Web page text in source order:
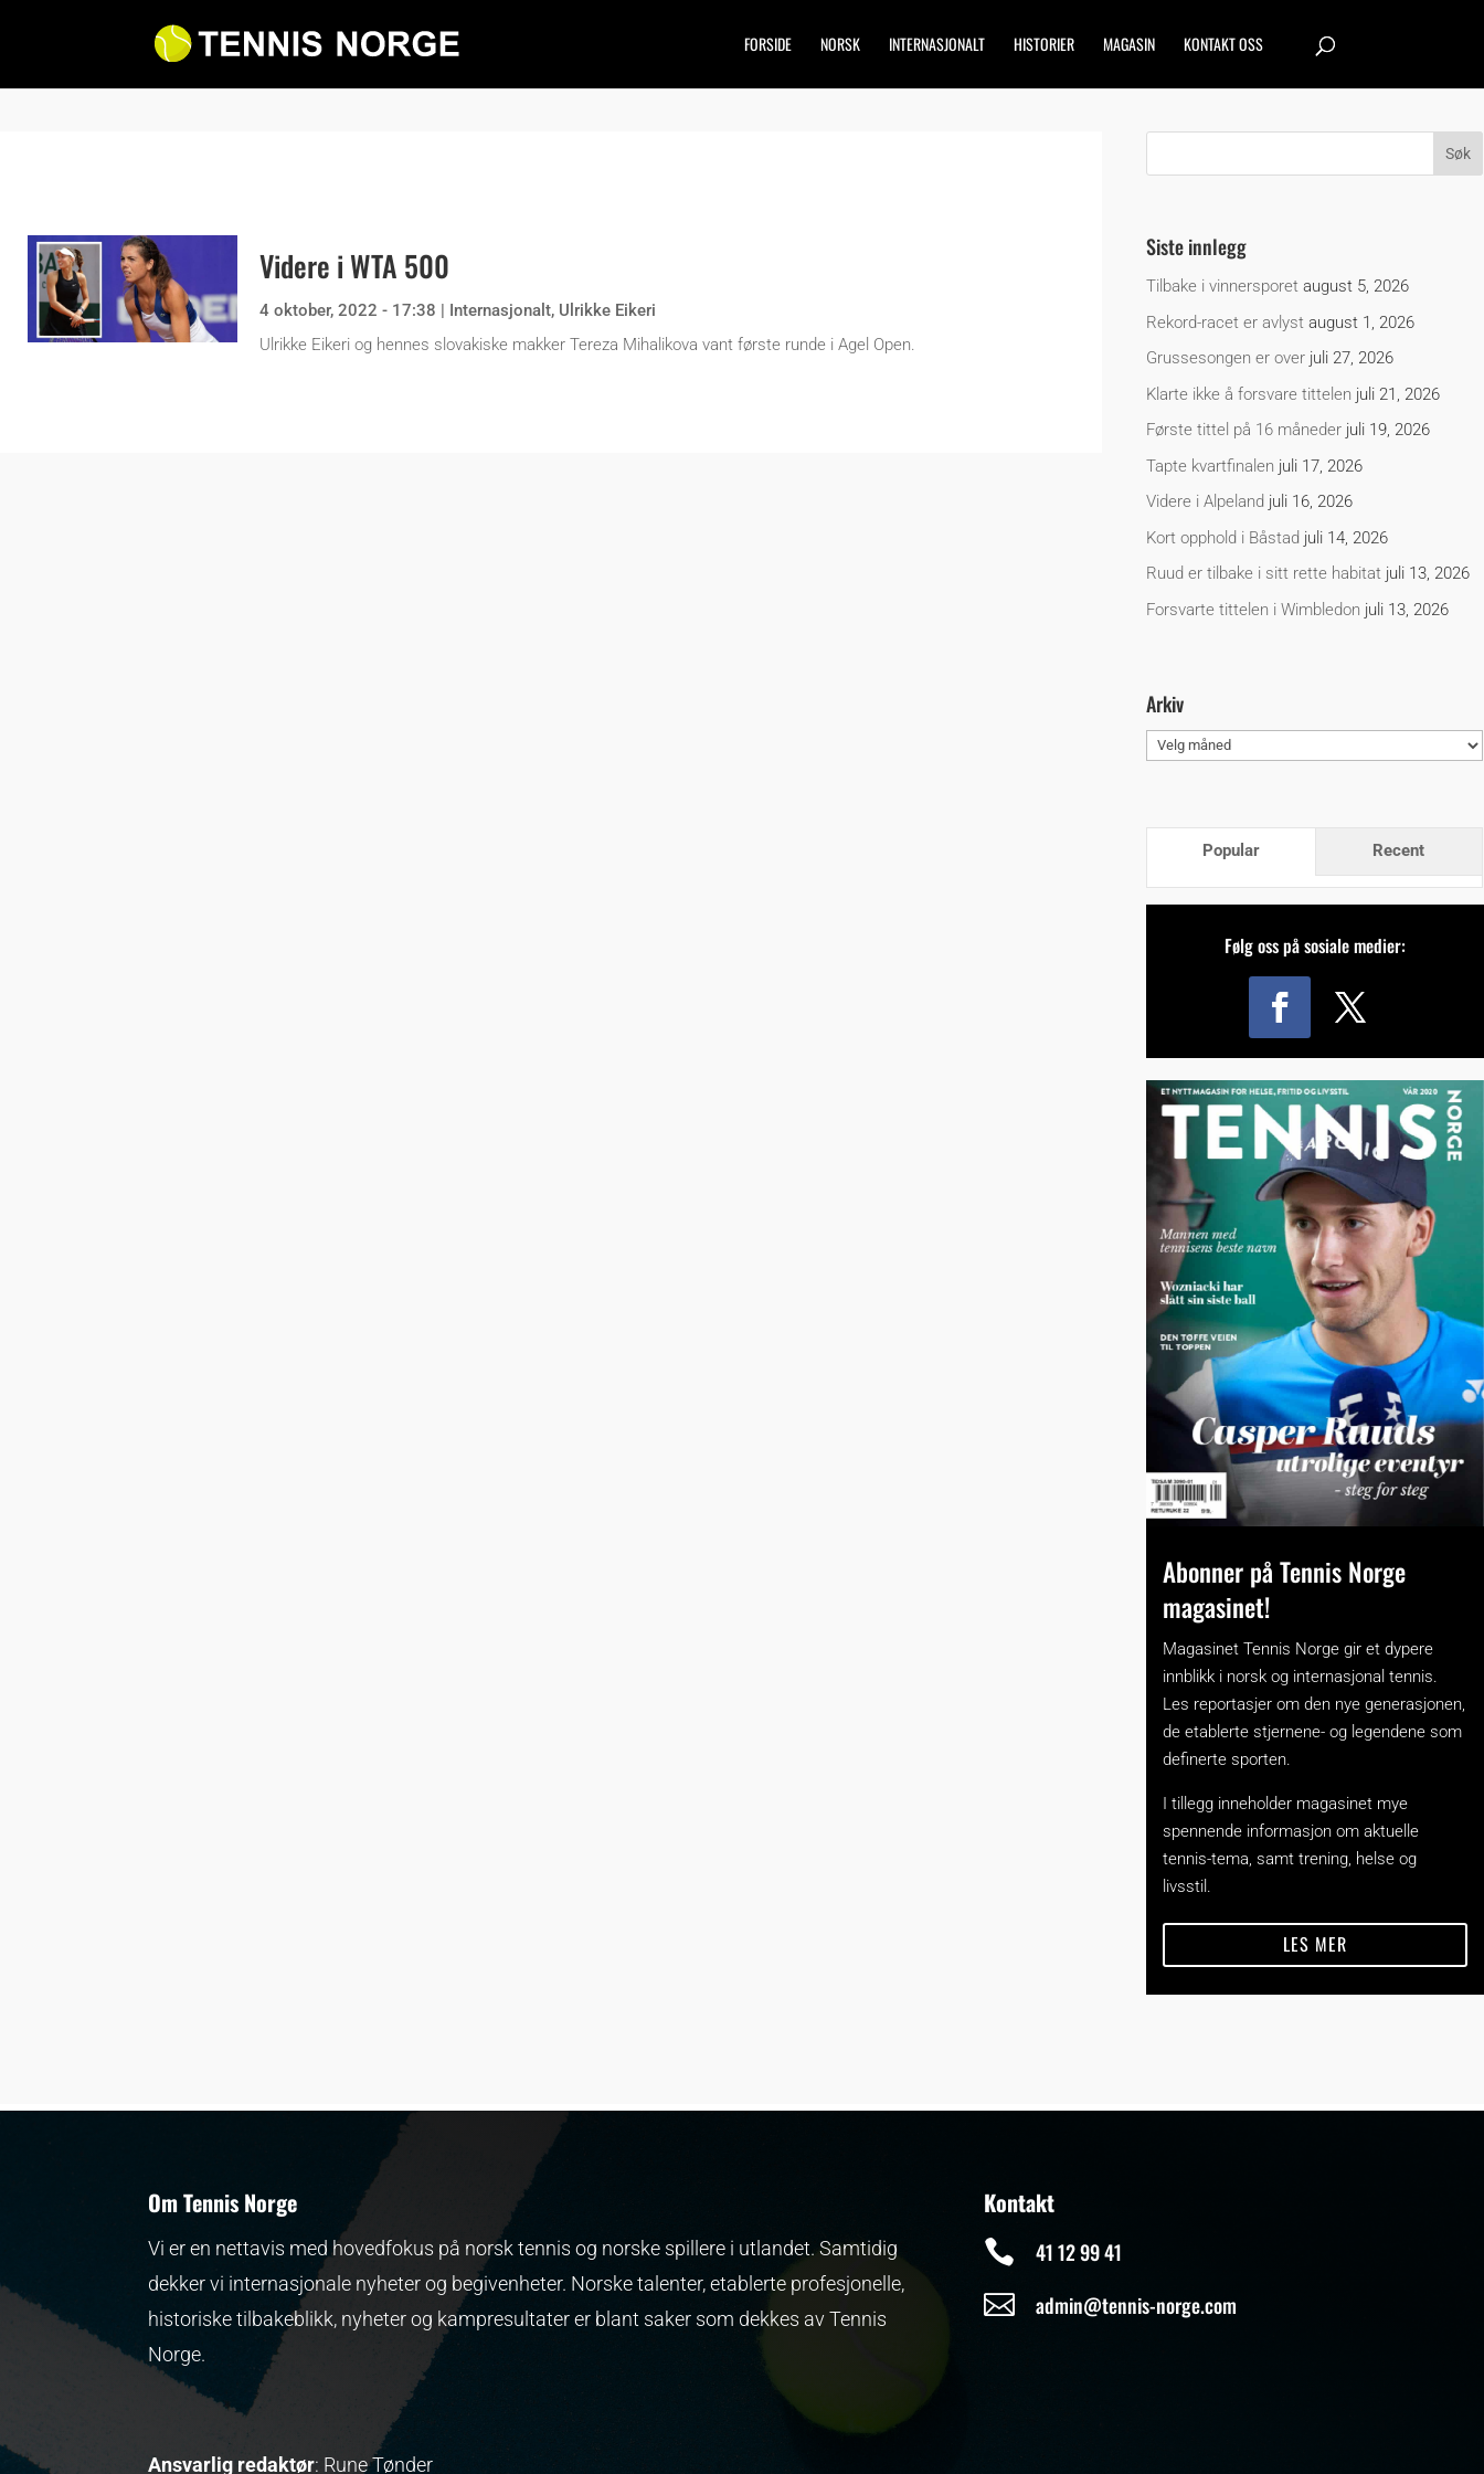
FORSIDE NORSK INTERNASJONALT HISTORIER MAGASIN KONTAKT OSS
Videre i WTA 500
4 oktober, 2022 - 17:38 Internasjonalt, Ulrikke Eikeri
Ulrikke Eikeri og hennes slovakiske makker Tereza Mihalikova vant første runde i Agel Open.
Siste innlegg
Tilbake i vinnersporet august 5, 2026
Rekord-racet er avlyst august 1, 2026
Grussesongen er over juli 27, 2026
Klarte ikke å forsvare tittelen juli 21, 2026
Første tittel på 16 måneder juli 19, 2026
Tapte kvartfinalen juli 17, 2026
Videre i Alpeland juli 16, 2026
Kort opphold i Båstad juli 14, 2026
Ruud er tilbake i sitt rette habitat juli 13, 2026
Forsvarte tittelen i Wimbledon juli 13, 2026
Arkiv
Arkiv
Popular Recent
Følg oss på sosiale medier:
Abonner på Tennis Norge
magasinet!
Magasinet Tennis Norge gir et dypere
innblikk i norsk og internasjonal tennis.
Les reportasjer om den nye generasjonen,
de etablerte stjernene- og legendene som
definerte sporten.
I tillegg inneholder magasinet mye
spennende informasjon om aktuelle
tennis-tema, samt trening, helse og
livsstil.
LES MER
Om Tennis Norge
Vi er en nettavis med hovedfokus på norsk tennis og norske spillere i utlandet. Samtidig
dekker vi internasjonale nyheter og begivenheter. Norske talenter, etablerte profesjonelle,
historiske tilbakeblikk, nyheter og kampresultater er blant saker som dekkes av Tennis
Norge.
Ansvarlig redaktør: Rune Tønder
Kontakt
 41 12 99 41
 admin@tennis-norge.com